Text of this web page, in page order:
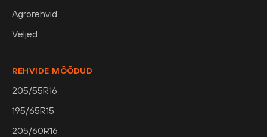
Agrorehvid
Veljed
REHVIDE MÕÕDUD
205/55R16
195/65R15
205/60R16